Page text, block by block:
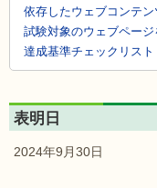
依存したウェブコンテ
試験対象のウェブペー
達成基準チェックリスト
表明日
2024年9月30日